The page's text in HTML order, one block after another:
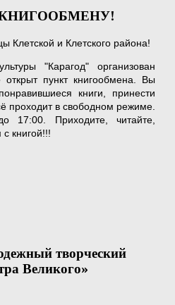
Клетской и Клетского района!
"Карагод" организован
пункт книгообмена. Вы
книги, принести
проходит в свободном режиме.
Приходите, читайте,
книгой!!!
творческий
Великого»